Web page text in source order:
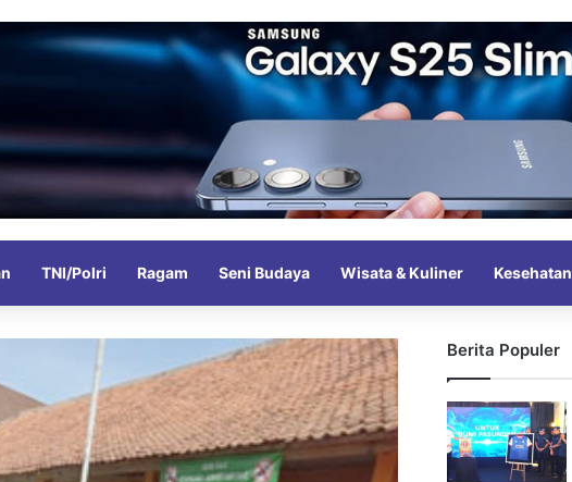
TNI/Polri Ragam Seni Budaya Wisata & Kuliner Kesehatan
Berita Populer